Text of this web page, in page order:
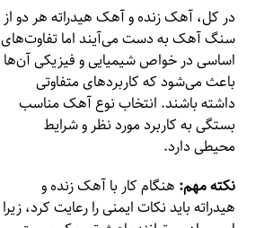
در کل، آهک زنده و آهک هیدراته هر دو از
سنگ آهک به دست می‌آیند اما تفاوت‌های
اساسی در خواص شیمیایی و فیزیکی آن‌ها
باعث می‌شود که کاربردهای متفاوتی
داشته باشند. انتخاب نوع آهک مناسب
بستگی به کاربرد مورد نظر و شرایط
محیطی دارد.
نکته مهم: هنگام کار با آهک زنده و
هیدراته باید نکات ایمنی را رعایت کرد، زیرا